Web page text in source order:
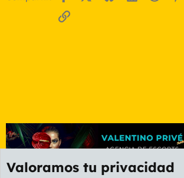
Enlace
Valoramos tu privacidad